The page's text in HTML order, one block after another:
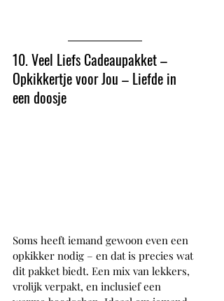
10. Veel Liefs Cadeaupakket –
Opkikkertje voor Jou – Liefde in
een doosje
Soms heeft iemand gewoon even een
opkikker nodig – en dat is precies wat
dit pakket biedt. Een mix van lekkers,
vrolijk verpakt, en inclusief een